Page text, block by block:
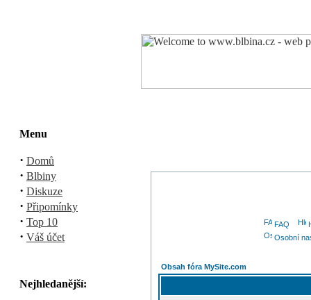
Menu
· Domů
· Blbiny
· Diskuze
· Připomínky
· Top 10
· Váš účet
Nejhledanější:
FAQ
Osobní
Obsah fóra MySite.com